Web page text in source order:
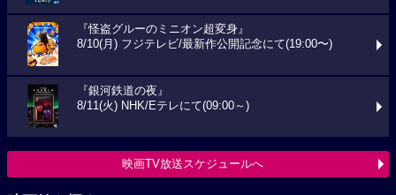
『怪盗グルーのミニオン超変身』
8/10(月) フジテレビ/最新作公開記念にて(19:00〜)
『銀河鉄道の夜』
8/11(火) NHK/Eテレにて(09:00～)
映画TV放送スケジュールへ